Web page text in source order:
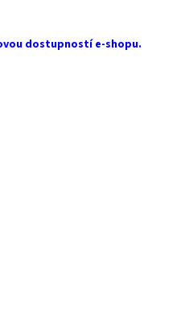
dostupností e-shopu.